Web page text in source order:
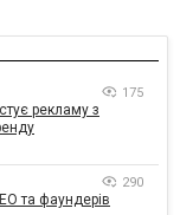
175
рекламу з
290
та фаундерів